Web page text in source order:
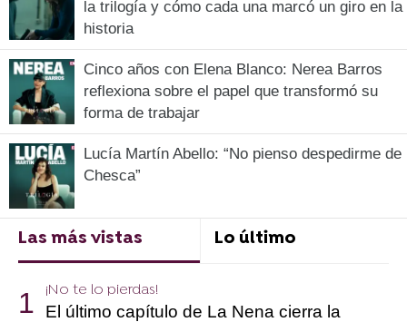
la trilogía y cómo cada una marcó un giro en la
historia
Cinco años con Elena Blanco: Nerea Barros
reflexiona sobre el papel que transformó su
forma de trabajar
Lucía Martín Abello: “No pienso despedirme de
Chesca”
Las más vistas Lo último
¡No te lo pierdas!
El último capítulo de La Nena cierra la